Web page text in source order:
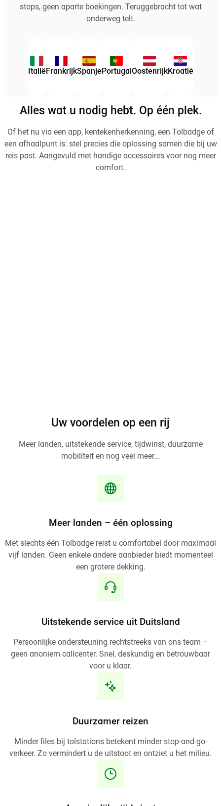
stops, geen aparte boekingen. Teruggebracht tot wat
onderweg telt.
Italië FrankrijkSpanje Portugal OostenrijkKroatië
Alles wat u nodig hebt. Op één plek.
Of het nu via een app, kentekenherkenning, een Tolbadge of
een afhaalpunt is: stel precies die oplossing samen die bij uw
reis past. Aangevuld met handige accessoires voor nog meer
comfort.
Uw voordelen op een rij
Meer landen, uitstekende service, tijdwinst, duurzame
mobiliteit en nog veel meer...
Meer landen – één oplossing
Met slechts één Tolbadge reist u comfortabel door maximaal
vijf landen. Geen enkele andere aanbieder biedt momenteel
een grotere dekking.
Uitstekende service uit Duitsland
Persoonlijke ondersteuning rechtstreeks van ons team –
geen anoniem callcenter. Snel, deskundig en betrouwbaar
voor u klaar.
Duurzamer reizen
Minder files bij tolstations betekent minder stop-and-go-
verkeer. Zo vermindert u de uitstoot en ontziet u het milieu.